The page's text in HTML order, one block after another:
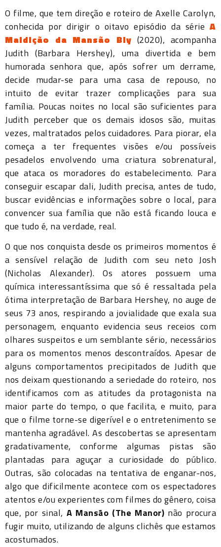
O filme, que tem direção e roteiro de Axelle Carolyn,
conhecida por dirigir o oitavo episódio da série A
Maldição da Mansão Bly (2020), acompanha
Judith (Barbara Hershey), uma divertida e bem
humorada senhora que, após sofrer um derrame,
decide mudar-se para uma casa de repouso, no
intuito de evitar trazer complicações para sua
família. Poucas noites no local são suficientes para
Judith perceber que os demais idosos são, muitas
vezes, maltratados pelos cuidadores. Para piorar, ela
começa a ter frequentes visões e/ou possíveis
pesadelos envolvendo uma criatura sobrenatural,
que ataca os moradores do estabelecimento. Para
conseguir escapar dali, Judith precisa, antes de tudo,
buscar evidências e informações sobre o local, para
convencer sua família que não está ficando louca e
que tudo é, na verdade, real.
O que nos conquista desde os primeiros momentos é
a sensível relação de Judith com seu neto Josh
(Nicholas Alexander). Os atores possuem uma
química interessantíssima que só é ressaltada pela
ótima interpretação de Barbara Hershey, no auge de
seus 73 anos, respirando a jovialidade que exala sua
personagem, enquanto evidencia seus receios com
olhares suspeitos e um semblante sério, necessários
para os momentos menos descontraídos. Apesar de
alguns comportamentos precipitados de Judith que
nos deixam questionando a seriedade do roteiro, nos
identificamos com as atitudes da protagonista na
maior parte do tempo, o que facilita, e muito, para
que o filme torne-se digerível e o entretenimento se
mantenha agradável. As descobertas se apresentam
gradativamente, conforme algumas pistas são
plantadas para aguçar a curiosidade do público.
Outras, são colocadas na tentativa de enganar-nos,
algo que dificilmente acontece com os espectadores
atentos e/ou experientes com filmes do gênero, coisa
que, por sinal, A Mansão (The Manor) não procura
fugir muito, utilizando de alguns clichês que estamos
acostumados.